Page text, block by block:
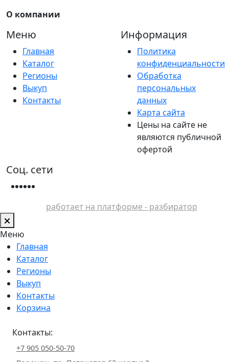
О компании
Меню
Главная
Каталог
Регионы
Выкуп
Контакты
Информация
Политика
конфиденциальности
Обработка
персональных
данных
Карта сайта
Цены на сайте не
являются публичной
офертой
Соц. сети
работает на платформе - разбиратор
Меню
Главная
Каталог
Регионы
Выкуп
Контакты
Корзина
Контакты:
+7 905 050-50-70